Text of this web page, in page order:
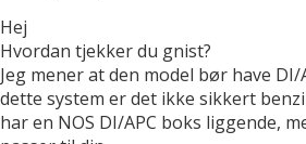
Hej
Hvordan tjekker du gnist?
Jeg mener at den model bør have DI/
dette system er det ikke sikkert
har en NOS DI/APC boks liggende,